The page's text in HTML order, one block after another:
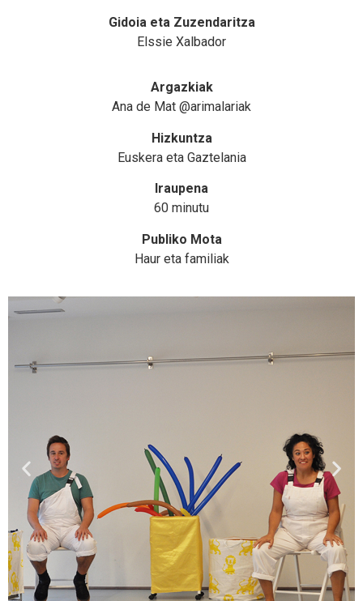
Gidoia eta Zuzendaritza
Elssie Xalbador
Argazkiak
Ana de Mat @arimalariak
Hizkuntza
Euskera eta Gaztelania
Iraupena
60 minutu
Publiko Mota
Haur eta familiak